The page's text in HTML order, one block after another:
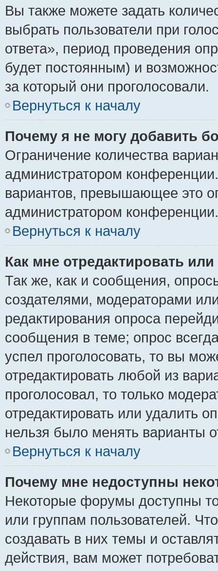
Вы также можете задать
выбрать пользователи при
ответа», период проведения
будет постоянным) и
за который они проголосовали.
Вернуться к началу
Почему я не могу добавить
Ограничение количества
администратором
вариантов, превышающее это
администратором конференции.
Вернуться к началу
Как мне отредактировать
Так же, как и сообщения,
создателями, модераторами
редактирования опроса
сообщения в теме; опрос
успел проголосовать, то вы
отредактировать любой из
проголосовал, то только
отредактировать или удалить
нельзя было менять варианты
Вернуться к началу
Почему мне недоступны
Некоторые форумы доступны
или группам пользователей.
создавать в них темы и
действия, вам может